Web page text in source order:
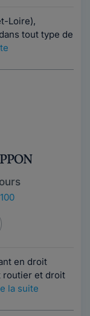
Loire),
tout type de
en droit
routier et droit
la suite